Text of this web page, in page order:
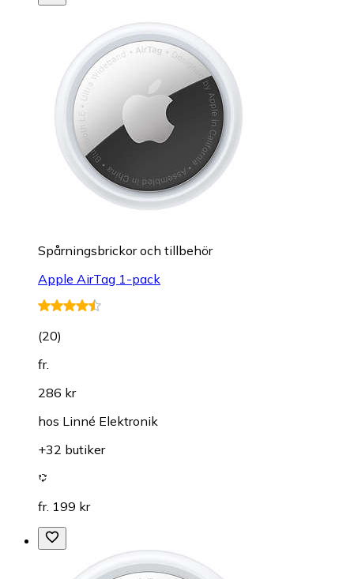
Spårningsbrickor och tillbehör
Apple AirTag 1-pack
(20)
fr.
286 kr
hos Linné Elektronik
+32 butiker
fr. 199 kr